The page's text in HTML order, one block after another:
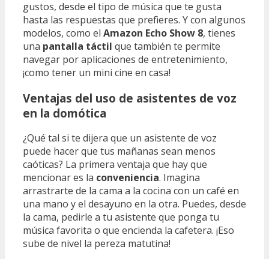
gustos, desde el tipo de música que te gusta
hasta las respuestas que prefieres. Y con algunos
modelos, como el Amazon Echo Show 8, tienes
una pantalla táctil que también te permite
navegar por aplicaciones de entretenimiento,
¡como tener un mini cine en casa!
Ventajas del uso de asistentes de voz
en la domótica
¿Qué tal si te dijera que un asistente de voz
puede hacer que tus mañanas sean menos
caóticas? La primera ventaja que hay que
mencionar es la conveniencia. Imagina
arrastrarte de la cama a la cocina con un café en
una mano y el desayuno en la otra. Puedes, desde
la cama, pedirle a tu asistente que ponga tu
música favorita o que encienda la cafetera. ¡Eso
sube de nivel la pereza matutina!